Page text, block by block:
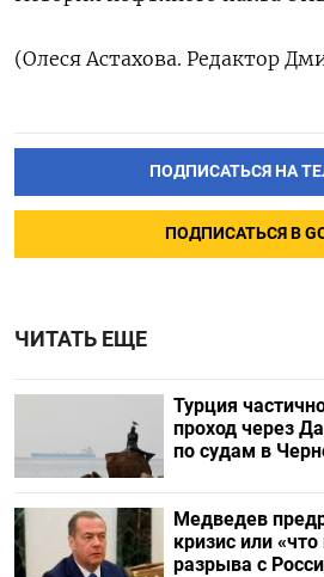
(Олеся Астахова. Редактор
ПОДПИСАТЬСЯ НА
ПОДПИСАТЬСЯ В
ЧИТАТЬ ЕЩЕ
Турция
проход через
по судам в
Медведев
кризис или
разрыва с